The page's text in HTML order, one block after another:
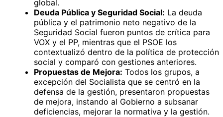
global.
Deuda Pública y Seguridad Social: La deuda
pública y el patrimonio neto negativo de la
Seguridad Social fueron puntos de crítica para
VOX y el PP, mientras que el PSOE los
contextualizó dentro de la política de protección
social y comparó con gestiones anteriores.
Propuestas de Mejora: Todos los grupos, a
excepción del Socialista que se centró en la
defensa de la gestión, presentaron propuestas
de mejora, instando al Gobierno a subsanar
deficiencias, mejorar la normativa y la gestión.